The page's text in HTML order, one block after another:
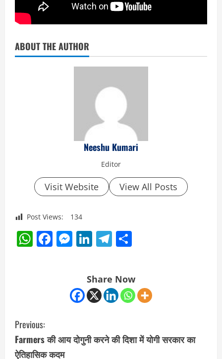
ABOUT THE AUTHOR
Neeshu Kumari
Editor
Visit Website View All Posts
Post Views: 134
WhatsApp
Facebook
Messenger
LinkedIn
Telegram
Share Now
C
o
Previous:
Farmers की आय दोगुनी करने की दिशा में योगी सरकार का
ऐतिहासिक कदम